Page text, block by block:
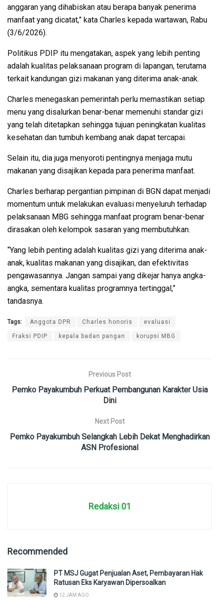
anggaran yang dihabiskan atau berapa banyak penerima
manfaat yang dicatat,” kata Charles kepada wartawan, Rabu
(3/6/2026).
Politikus PDIP itu mengatakan, aspek yang lebih penting
adalah kualitas pelaksanaan program di lapangan, terutama
terkait kandungan gizi makanan yang diterima anak-anak.
Charles menegaskan pemerintah perlu memastikan setiap
menu yang disalurkan benar-benar memenuhi standar gizi
yang telah ditetapkan sehingga tujuan peningkatan kualitas
kesehatan dan tumbuh kembang anak dapat tercapai.
Selain itu, dia juga menyoroti pentingnya menjaga mutu
makanan yang disajikan kepada para penerima manfaat.
Charles berharap pergantian pimpinan di BGN dapat menjadi
momentum untuk melakukan evaluasi menyeluruh terhadap
pelaksanaan MBG sehingga manfaat program benar-benar
dirasakan oleh kelompok sasaran yang membutuhkan.
“Yang lebih penting adalah kualitas gizi yang diterima anak-
anak, kualitas makanan yang disajikan, dan efektivitas
pengawasannya. Jangan sampai yang dikejar hanya angka-
angka, sementara kualitas programnya tertinggal,”
tandasnya.
Tags: Anggota DPR Charles honoris evaluasi
Fraksi PDIP kepala badan pangan korupsi MBG
Previous Post
Pemko Payakumbuh Perkuat Pembangunan Karakter Usia
Dini
Next Post
Pemko Payakumbuh Selangkah Lebih Dekat Menghadirkan
ASN Profesional
Redaksi 01
Recommended
PT MSJ Gugat Penjualan Aset, Pembayaran Hak
Ratusan Eks Karyawan Dipersoalkan
12 JAM AGO